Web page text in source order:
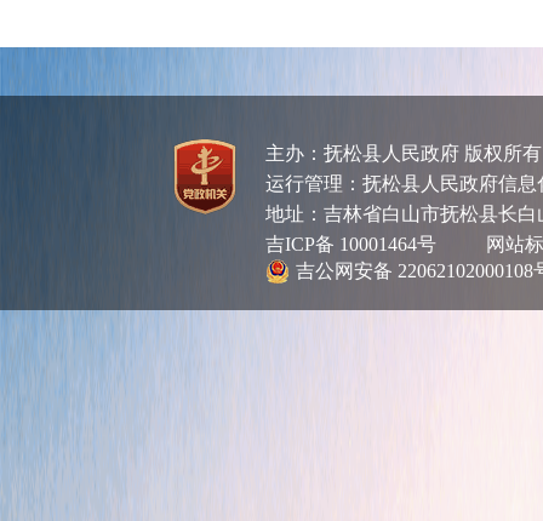
主办：抚松县人民政府 版权
运行管理：抚松县人民政府信
地址：吉林省白山市抚松县长
吉ICP备 10001464号
网站标
吉公网安备 22062102000108